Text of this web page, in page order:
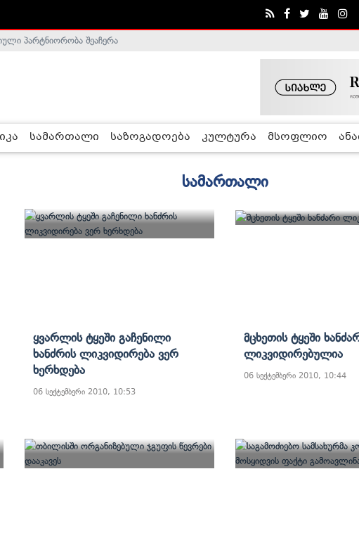
პარტნიორობა შეაჩერა
სამართალი საზოგადოება კულტურა მსოფლიო
სამართალი
Ყვარლის Ტყეში Გაჩენილი
Ხანძრის Ლიკვიდირება Ვერ
Ხერხდება
06 სექტემბერი 2010, 10:53
Მცხეთის Ტყეში
Ლიკვიდირებულია
06 სექტემბერი 2010, 10:44